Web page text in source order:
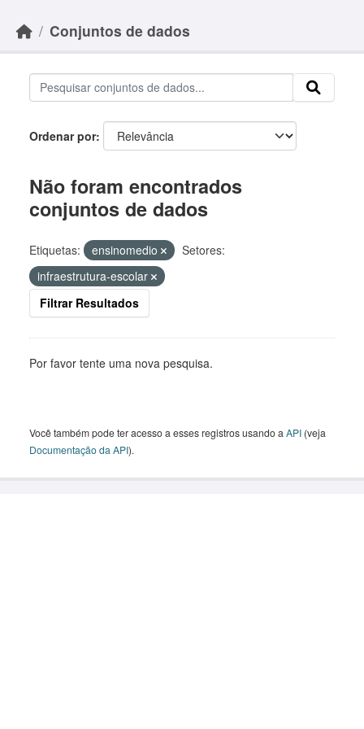
Conjuntos de dados
Ordenar por
Não foram encontrados
conjuntos de dados
Etiquetas: ensinomedio
Setores:
infraestrutura-escolar
Filtrar Resultados
Por favor tente uma nova pesquisa.
Você também pode ter acesso a esses registros usando a API (veja
Documentação da API).